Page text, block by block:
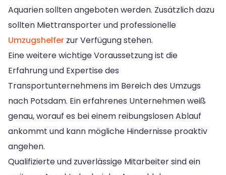
Aquarien sollten angeboten werden. Zusätzlich dazu
sollten Miettransporter und professionelle
Umzugshelfer zur Verfügung stehen.
Eine weitere wichtige Voraussetzung ist die
Erfahrung und Expertise des
Transportunternehmens im Bereich des Umzugs
nach Potsdam. Ein erfahrenes Unternehmen weiß
genau, worauf es bei einem reibungslosen Ablauf
ankommt und kann mögliche Hindernisse proaktiv
angehen.
Qualifizierte und zuverlässige Mitarbeiter sind ein